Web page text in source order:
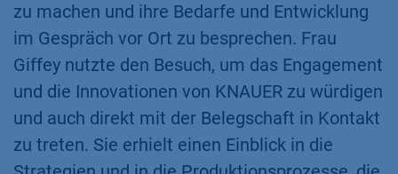
zu machen und ihre Bedarfe und Entwicklung
im Gespräch vor Ort zu besprechen. Frau
Giffey nutzte den Besuch, um das Engagement
und die Innovationen von KNAUER zu würdigen
und auch direkt mit der Belegschaft in Kontakt
zu treten. Sie erhielt einen Einblick in die